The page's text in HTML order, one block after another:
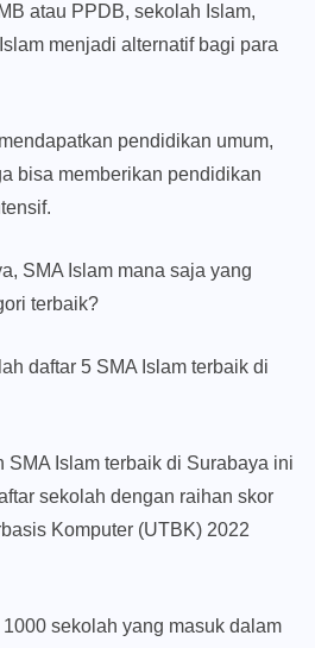
atau PPDB, sekolah Islam,
menjadi alternatif bagi para
pendidikan umum,
bisa memberikan pendidikan
SMA Islam mana saja yang
terbaik?
daftar 5 SMA Islam terbaik di
SMA Islam terbaik di Surabaya ini
sekolah dengan raihan skor
Komputer (UTBK) 2022
sekolah yang masuk dalam